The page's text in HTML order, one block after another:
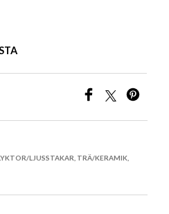
LJUSSTAKAR, TRÄ/KERAMIK,